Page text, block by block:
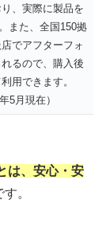
、実際に製品を
また、全国150拠
でアフターフォ
るので、購入後
用できます。
5月現在）
は、安心・安
す。